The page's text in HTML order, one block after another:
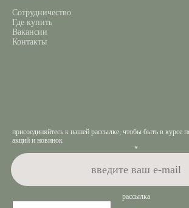
присоединяйтесь к нашей рассылке, чтобы быть в курсе
акций и новинок
*
рассылка
Сотрудничество
Где купить
Вакансии
Контакты